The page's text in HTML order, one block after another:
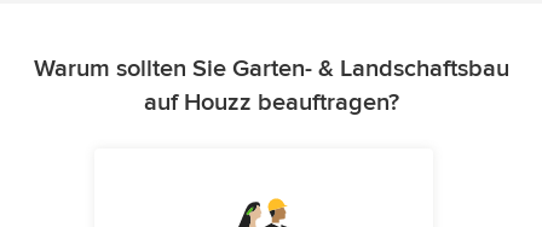
Warum sollten Sie Garten- & Landschaftsbau
auf Houzz beauftragen?